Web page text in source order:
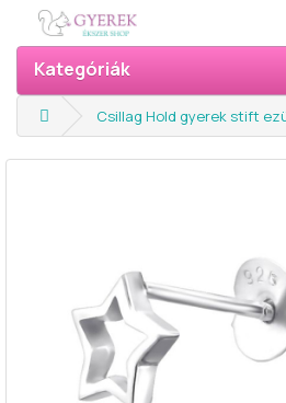
Kategóriák
Csillag Hold gyerek stift